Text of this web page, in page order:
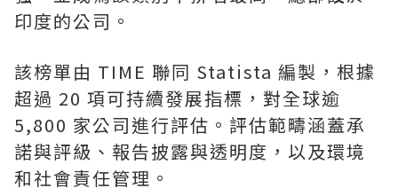
印度的公司。
該榜單由 TIME 聯同 Statista 編製，根據
超過 20 項可持續發展指標，對全球逾
5,800 家公司進行評估。評估範疇涵蓋承
諾與評級、報告披露與透明度，以及環境
和社會責任管理。